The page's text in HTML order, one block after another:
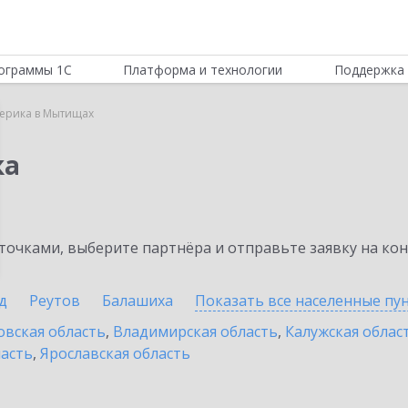
1С Платформа и технологии Поддержка
в Мытищах
выберите партнёра и отправьте заявку на
Реутов Балашиха Показать все населенные
область, Владимирская область, Калужская
, Ярославская область